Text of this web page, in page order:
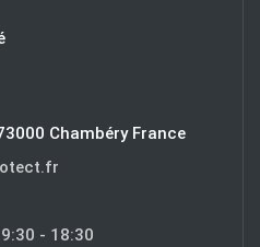
Chambéry France
- 18:30